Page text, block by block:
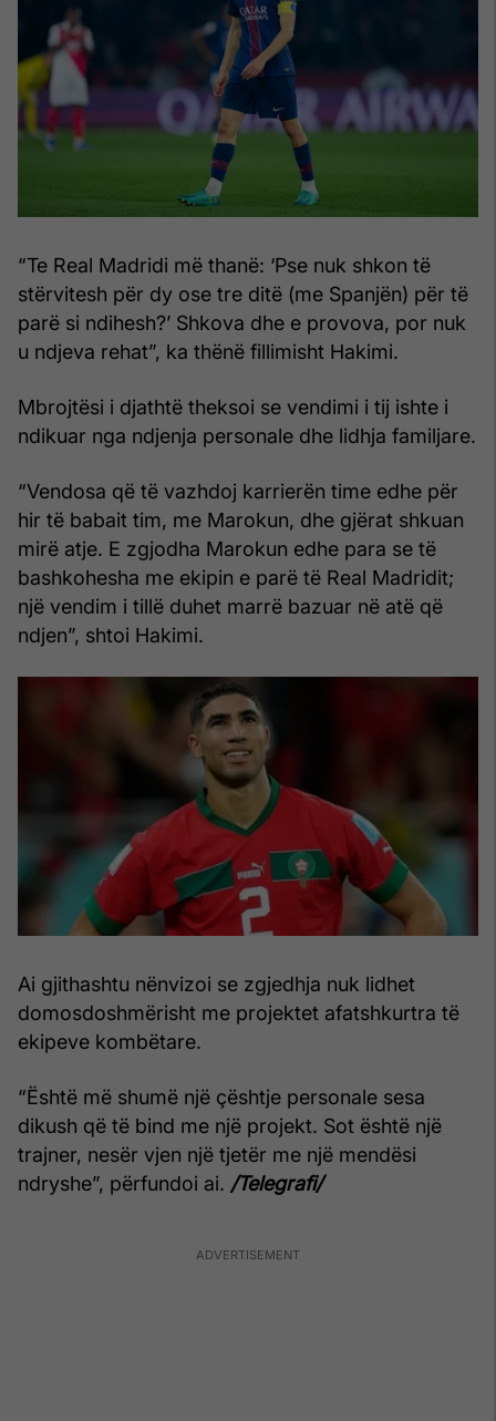
“Te Real Madridi më thanë: ‘Pse nuk shkon të
stërvitesh për dy ose tre ditë (me Spanjën) për të
parë si ndihesh?’ Shkova dhe e provova, por nuk
u ndjeva rehat”, ka thënë fillimisht Hakimi.
Mbrojtësi i djathtë theksoi se vendimi i tij ishte i
ndikuar nga ndjenja personale dhe lidhja familjare.
“Vendosa që të vazhdoj karrierën time edhe për
hir të babait tim, me Marokun, dhe gjërat shkuan
mirë atje. E zgjodha Marokun edhe para se të
bashkohesha me ekipin e parë të Real Madridit;
një vendim i tillë duhet marrë bazuar në atë që
ndjen”, shtoi Hakimi.
Ai gjithashtu nënvizoi se zgjedhja nuk lidhet
domosdoshmërisht me projektet afatshkurtra të
ekipeve kombëtare.
“Është më shumë një çështje personale sesa
dikush që të bind me një projekt. Sot është një
trajner, nesër vjen një tjetër me një mendësi
ndryshe”, përfundoi ai. /Telegrafi/